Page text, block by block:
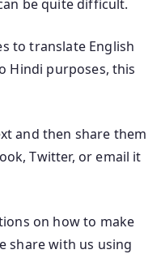
be quite difficult.
to translate English
Hindi purposes, this
and then share them
Twitter, or email it
on how to make
share with us using